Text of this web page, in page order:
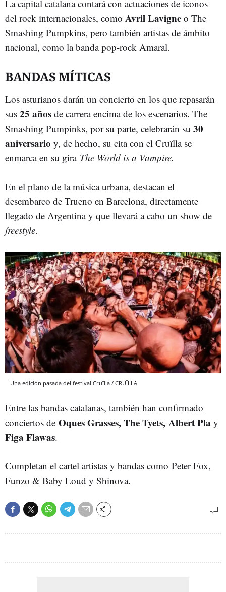
La capital catalana contará con actuaciones de iconos
del rock internacionales, como Avril Lavigne o The
Smashing Pumpkins, pero también artistas de ámbito
nacional, como la banda pop-rock Amaral.
BANDAS MÍTICAS
Los asturianos darán un concierto en los que repasarán
sus 25 años de carrera encima de los escenarios. The
Smashing Pumpinks, por su parte, celebrarán su 30
aniversario y, de hecho, su cita con el Cruïlla se
enmarca en su gira The World is a Vampire.
En el plano de la música urbana, destacan el
desembarco de Trueno en Barcelona, directamente
llegado de Argentina y que llevará a cabo un show de
freestyle.
Una edición pasada del festival Cruïlla / CRUÏLLA
Entre las bandas catalanas, también han confirmado
conciertos de Oques Grasses, The Tyets, Albert Pla y
Figa Flawas.
Completan el cartel artistas y bandas como Peter Fox,
Funzo & Baby Loud y Shinova.